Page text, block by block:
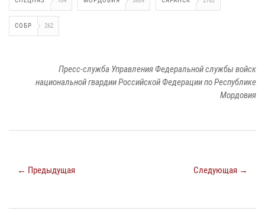
СОБР 262
Пресс-служба Управления Федеральной службы войск
национальной гвардии Российской Федерации по Республике
Мордовия
← Предыдущая Следующая →